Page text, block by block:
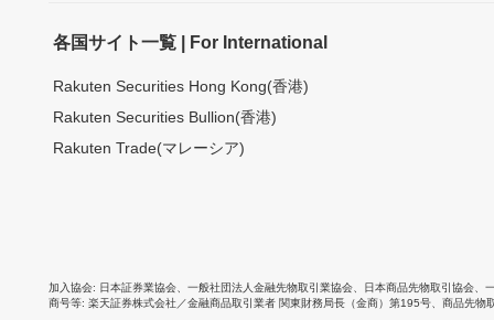
各国サイト一覧 | For International
Rakuten Securities Hong Kong(香港)
Rakuten Securities Bullion(香港)
Rakuten Trade(マレーシア)
加入協会 日本証券業協会、 一般社団法人金融先物取引業協会、 日本商品先物取引協会、
商号等 楽天証券株式会社／金融商品取引業者 関東財務局長（金商）第195号、商品先物